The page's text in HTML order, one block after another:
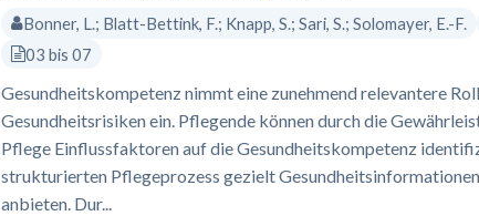
Bonner, L.; Blatt-Bettink, F.; Knapp, S.; Sari, S.; Solomayer, E.-F.
03 bis 07
Gesundheitskompetenz nimmt eine zunehmend relevantere
Gesundheitsrisiken ein. Pflegende können durch die
Pflege Einflussfaktoren auf die Gesundheitskompetenz
strukturierten Pflegeprozess gezielt
anbieten. Dur...